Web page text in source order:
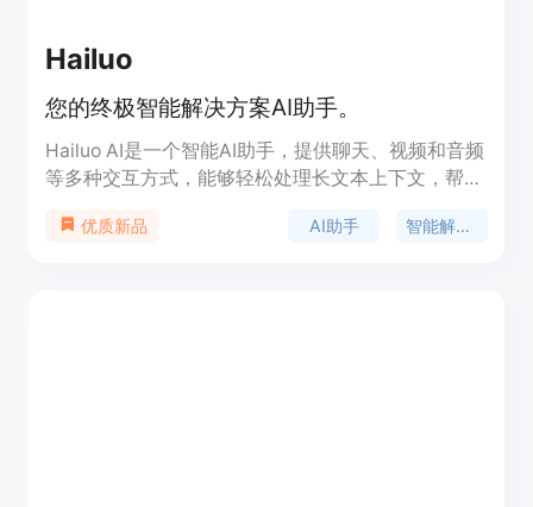
Hailuo
您的终极智能解决方案AI助手。
Hailuo AI是一个智能AI助手，提供聊天、视频和音频
等多种交互方式，能够轻松处理长文本上下文，帮助
的用户体验为特点，旨在为用户提供高效、智能的解
优质新品 AI助手 智能解决方案